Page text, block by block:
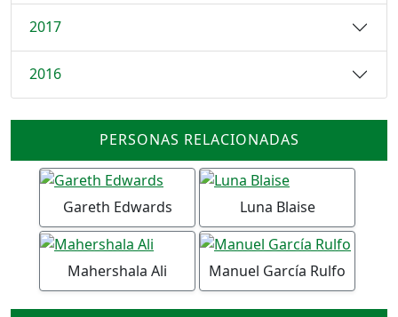
2017
2016
PERSONAS RELACIONADAS
Gareth Edwards Luna Blaise
Mahershala Ali Manuel García Rulfo